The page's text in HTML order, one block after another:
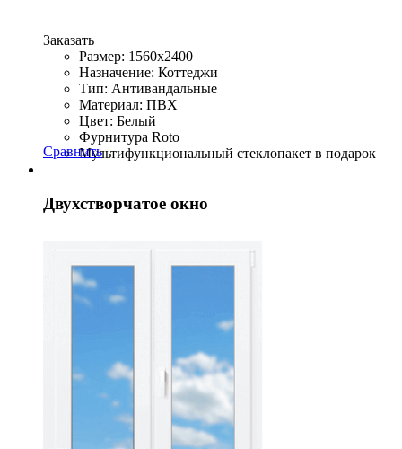
Заказать
Размер: 1560x2400
Назначение: Коттеджи
Тип: Антивандальные
Материал: ПВХ
Цвет: Белый
Фурнитура Roto
Мультифункциональный стеклопакет в подарок
Сравнить
Двухстворчатое окно